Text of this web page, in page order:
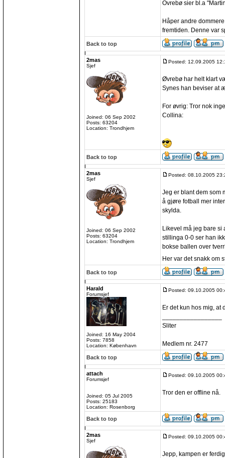
Ovrebø sier bl.a
Håper andre
fremtiden. Denne var
Back to top
2mas
Sjef
Joined: 06 Sep 2002
Posts: 63204
Location: Trondhjem
Posted: 12.09.2005
Øvrebø har helt klart
Synes han beviser at
For øvrig: Tror nok
Collina:
Back to top
2mas
Sjef
Joined: 06 Sep 2002
Posts: 63204
Location: Trondhjem
Posted: 08.10.2005
Jeg er blant dem som
å gjøre fotball mer
skylda.
Likevel må jeg bare si
stillinga 0-0 ser han
bokse ballen over
Her var det snakk om
Back to top
Harald
Forumsjef
Joined: 16 May 2004
Posts: 7858
Location: København
Posted: 09.10.2005
Er det kun hos mig, at
Sliter
Medlem nr. 2477
Back to top
attach
Forumsjef
Joined: 05 Jul 2005
Posts: 25183
Location: Rosenborg
Posted: 09.10.2005
Tror den er offline nå.
Back to top
2mas
Sjef
Posted: 09.10.2005
Jepp, kampen er